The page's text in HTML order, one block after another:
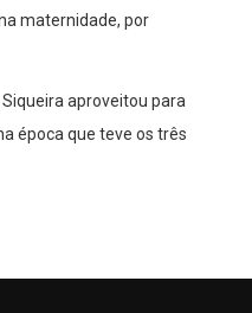
maternidade, por
aproveitou para
época que teve os três